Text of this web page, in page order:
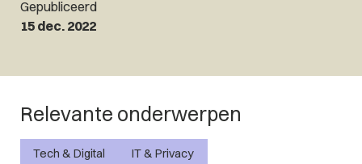
Gepubliceerd
15 dec. 2022
Relevante onderwerpen
Tech & Digital IT & Privacy